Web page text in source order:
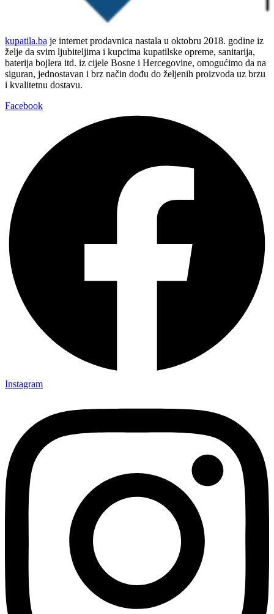
kupatila.ba je internet prodavnica nastala u oktobru 2018. godine iz
želje da svim ljubiteljima i kupcima kupatilske opreme, sanitarija,
baterija bojlera itd. iz cijele Bosne i Hercegovine, omogućimo da na
siguran, jednostavan i brz način dođu do željenih proizvoda uz brzu
i kvalitetnu dostavu.
Facebook
Instagram